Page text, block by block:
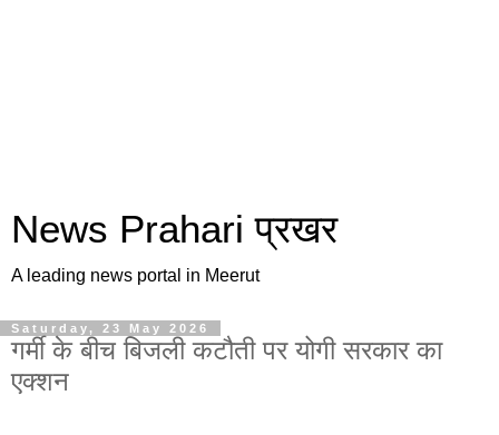
News Prahari प्रखर
A leading news portal in Meerut
Saturday, 23 May 2026
गर्मी के बीच बिजली कटौती पर योगी सरकार का
एक्शन